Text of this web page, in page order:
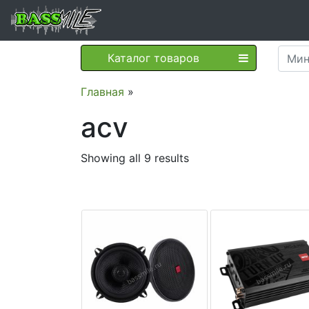
Каталог товаров
Главная »
acv
Showing all 9 results